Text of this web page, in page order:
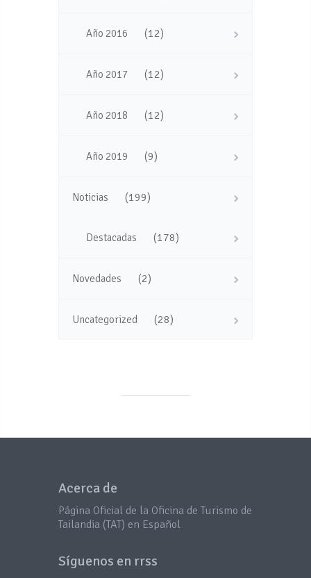
Año 2016 (12)
Año 2017 (12)
Año 2018 (12)
Año 2019 (9)
Noticias (199)
Destacadas (178)
Novedades (2)
Uncategorized (28)
Acerca de
Página Oficial de la Oficina de Turismo de
Tailandia (TAT) en Español
Síguenos en rrss